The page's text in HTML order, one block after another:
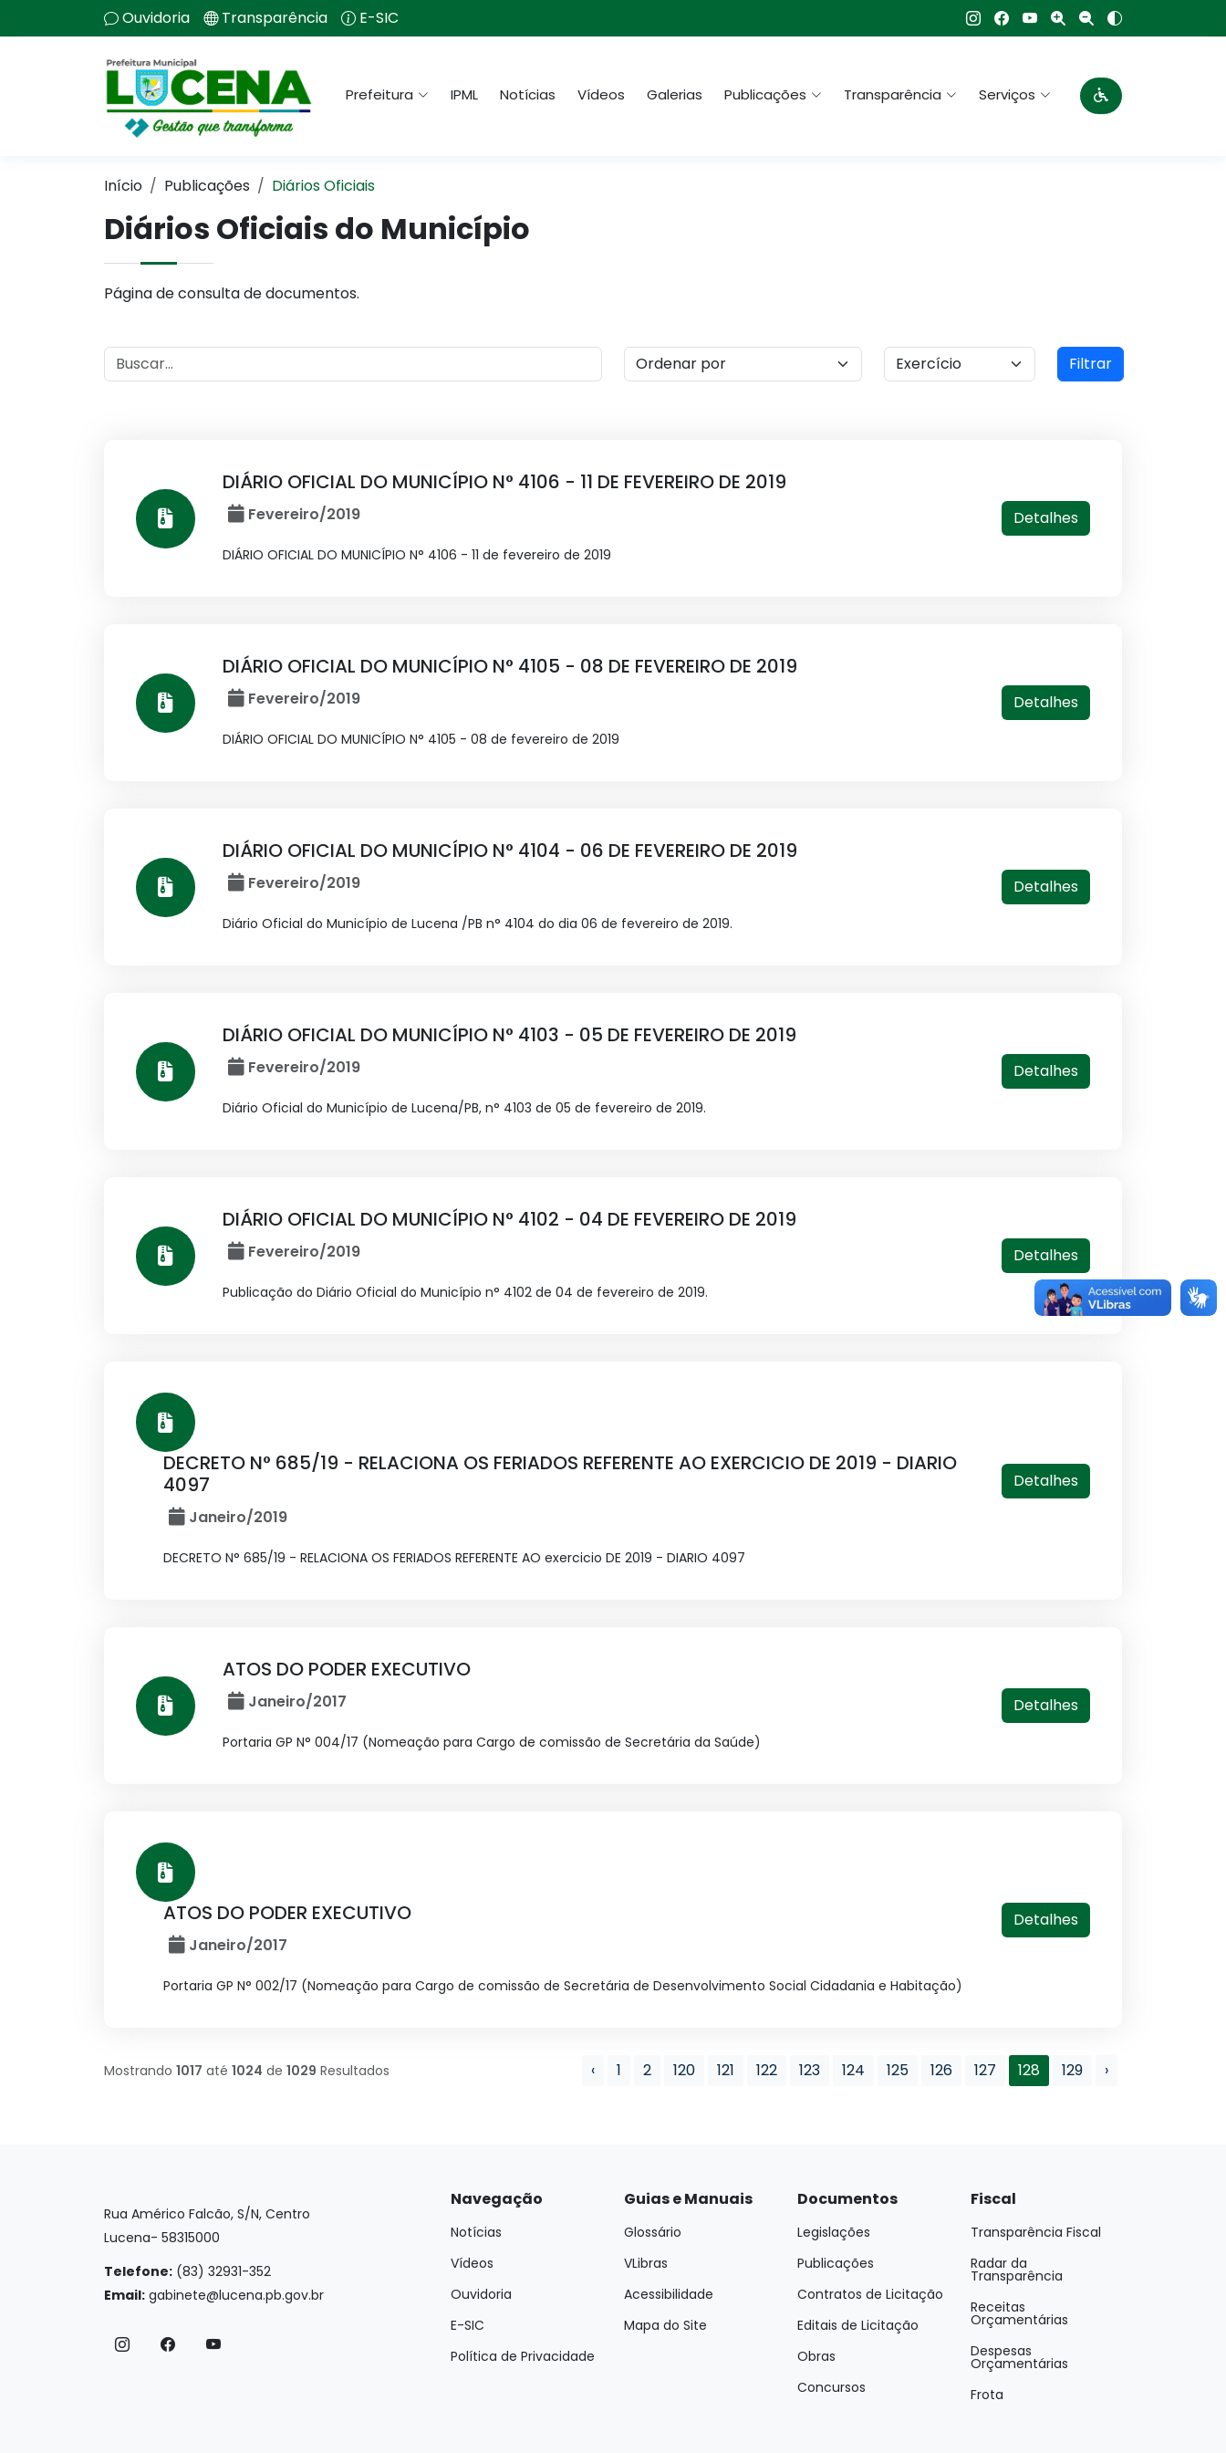
Ouvidoria Transparência E-SIC
Prefeitura IPML Notícias Vídeos Galerias Publicações Transparência Serviços
Início Publicações Diários Oficiais
Diários Oficiais do Município
Página de consulta de documentos.
Filtrar
DIÁRIO OFICIAL DO MUNICÍPIO N° 4106 - 11 DE FEVEREIRO DE 2019
Fevereiro/2019
DIÁRIO OFICIAL DO MUNICÍPIO N° 4106 - 11 de fevereiro de 2019
Detalhes
DIÁRIO OFICIAL DO MUNICÍPIO N° 4105 - 08 DE FEVEREIRO DE 2019
Fevereiro/2019
DIÁRIO OFICIAL DO MUNICÍPIO N° 4105 - 08 de fevereiro de 2019
Detalhes
DIÁRIO OFICIAL DO MUNICÍPIO N° 4104 - 06 DE FEVEREIRO DE 2019
Fevereiro/2019
Diário Oficial do Município de Lucena /PB n° 4104 do dia 06 de fevereiro de 2019.
Detalhes
DIÁRIO OFICIAL DO MUNICÍPIO N° 4103 - 05 DE FEVEREIRO DE 2019
Fevereiro/2019
Diário Oficial do Município de Lucena/PB, n° 4103 de 05 de fevereiro de 2019.
Detalhes
DIÁRIO OFICIAL DO MUNICÍPIO N° 4102 - 04 DE FEVEREIRO DE 2019
Fevereiro/2019
Publicação do Diário Oficial do Município n° 4102 de 04 de fevereiro de 2019.
Detalhes
DECRETO N° 685/19 - RELACIONA OS FERIADOS REFERENTE AO EXERCICIO DE 2019 - DIARIO
4097
Janeiro/2019
DECRETO N° 685/19 - RELACIONA OS FERIADOS REFERENTE AO exercicio DE 2019 - DIARIO 4097
Detalhes
ATOS DO PODER EXECUTIVO
Janeiro/2017
Portaria GP N° 004/17 (Nomeação para Cargo de comissão de Secretária da Saúde)
Detalhes
ATOS DO PODER EXECUTIVO
Janeiro/2017
Portaria GP N° 002/17 (Nomeação para Cargo de comissão de Secretária de Desenvolvimento Social Cidadania e Habitação)
Detalhes
Mostrando 1017 até 1024 de 1029 Resultados ‹ 1 2 120 121 122 123 124 125 126 127 128 129 ›
Rua Américo Falcão, S/N, Centro
Lucena- 58315000
Telefone: (83) 32931-352
Email: gabinete@lucena.pb.gov.br
Navegação
Notícias
Vídeos
Ouvidoria
E-SIC
Política de Privacidade
Guias e Manuais
Glossário
VLibras
Acessibilidade
Mapa do Site
Documentos
Legislações
Publicações
Contratos de Licitação
Editais de Licitação
Obras
Concursos
Fiscal
Transparência Fiscal
Radar da
Transparência
Receitas
Orçamentárias
Despesas
Orçamentárias
Frota